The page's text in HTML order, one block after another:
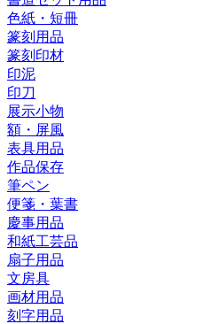
色紙・短冊
篆刻用品
篆刻印材
印泥
印刀
展示小物
額・屏風
表具用品
作品保存
筆ペン
便箋・葉書
慶事用品
和紙工芸品
扇子用品
文房具
画材用品
刻字用品